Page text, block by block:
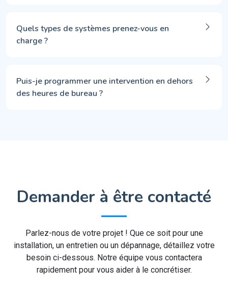
Quels types de systèmes prenez-vous en
charge ?
Puis-je programmer une intervention en dehors
des heures de bureau ?
Demander à être contacté
Parlez-nous de votre projet ! Que ce soit pour une
installation, un entretien ou un dépannage, détaillez votre
besoin ci-dessous. Notre équipe vous contactera
rapidement pour vous aider à le concrétiser.